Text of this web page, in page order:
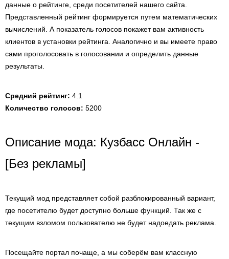
данные о рейтинге, среди посетителей нашего сайта.
Представленный рейтинг формируется путем математических
вычислений. А показатель голосов покажет вам активность
клиентов в установки рейтинга. Аналогично и вы имеете право
сами проголосовать в голосовании и определить данные
результаты.
Средний рейтинг: 4.1
Количество голосов: 5200
Описание мода: Кузбасс Онлайн -
[Без рекламы]
Текущий мод представляет собой разблокированный вариант,
где посетителю будет доступно больше функций. Так же с
текущим взломом пользователю не будет надоедать реклама.
Посещайте портал почаще, а мы соберём вам классную